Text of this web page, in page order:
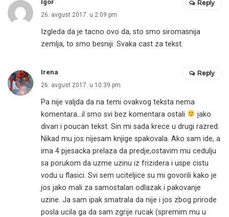
Igor
26. avgust 2017. u 2:09 pm
Izgleda da je tacno ovo da, sto smo siromasnija
zemlja, to smo besniji. Svaka cast za tekst.
Reply
Irena
26. avgust 2017. u 10:39 pm
Pa nije valjda da na temi ovakvog teksta nema
komentara…il smo svi bez komentara ostali
jako
divan i poucan tekst. Sin mi sada krece u drugi razred.
Nikad mu jos nijesam knjige spakovala. Ako sam ide, a
ima 4 pjesacka prelaza da predje,ostavim mu cedulju
sa porukom da uzme uzinu iz frizidera i uspe cistu
vodu u flasici. Svi sem uciteljice su mi govorili kako je
jos jako mali za samostalan odlazak i pakovanje
uzine. Ja sam ipak smatrala da nije i jos zbog prirode
posla ucila ga da sam zgrije rucak (spremim mu u
Reply